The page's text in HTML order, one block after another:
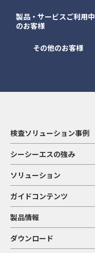
製品・サービスご利用中
のお客様
その他のお客様
検査ソリューション事例
シーシーエスの強み
ソリューション
ガイドコンテンツ
製品情報
ダウンロード